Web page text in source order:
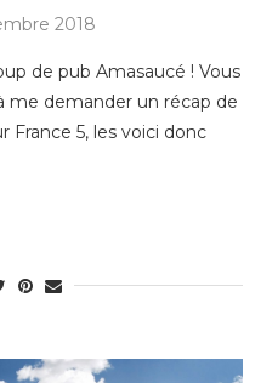
2018
de pub Amasaucé ! Vous
me demander un récap de
France 5, les voici donc